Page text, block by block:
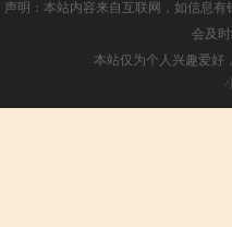
声明：本站内容来自互联网，如信息
会及
本站仅为个人兴趣爱好